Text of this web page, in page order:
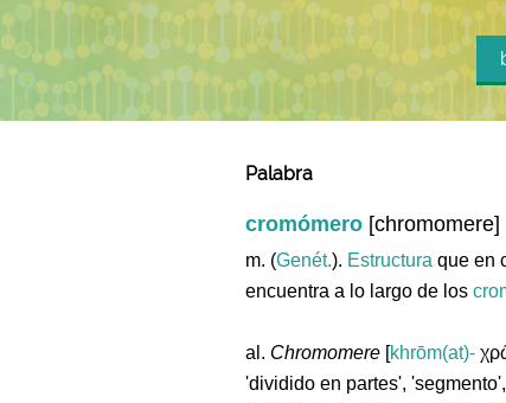
Palabra
cromómero [chromomere]
m. (Genét.). Estructura que en
encuentra a lo largo de los
al. Chromomere [khrōm(at)-
'dividido en partes',